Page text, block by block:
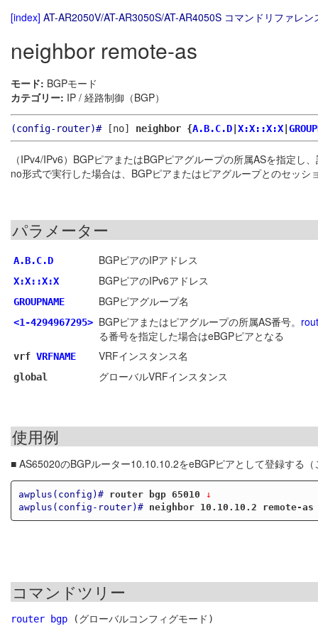
[index] AT-AR2050V/AT-AR3050S/AT-AR4050S コマンドリファレン
neighbor remote-as
モード: BGPモード
カテゴリー: IP / 経路制御（BGP）
(config-router)#[no] neighbor {A.B.C.D X:X::X:X
（IPv4/IPv6）BGPピアまたはBGPピアグループの所属ASを指定
no形式で実行した場合は、BGPピアまたはピアグループとのセッシ
パラメーター
A.B.C.D BGPピアのIPアドレス
X:X::X:X BGPピアのIPv6アドレス
GROUPNAME BGPピアグループ名
<1-4294967295> BGPピアまたはピアグループの所属AS番号。
る番号を指定した場合はeBGPピアとなる
vrf VRFNAME VRFインスタンス名
global グローバルVRFインスタンス
使用例
■ AS65020のBGPルーター10.10.10.2をeBGPピアとして登録する
awplus(config)# router bgp 65010 ↓
awplus(config-router)#
neighbor 10.10.10.2 remote-as
コマンドツリー
router bgp (グローバルコンフィグモード)